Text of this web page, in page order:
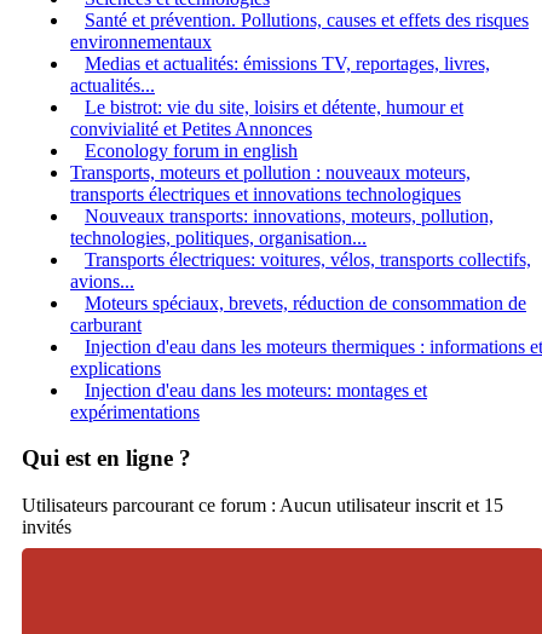
Santé et prévention. Pollutions, causes et effets des risques
environnementaux
Medias et actualités: émissions TV, reportages, livres,
actualités...
Le bistrot: vie du site, loisirs et détente, humour et
convivialité et Petites Annonces
Econology forum in english
Transports, moteurs et pollution : nouveaux moteurs,
transports électriques et innovations technologiques
Nouveaux transports: innovations, moteurs, pollution,
technologies, politiques, organisation...
Transports électriques: voitures, vélos, transports collectifs,
avions...
Moteurs spéciaux, brevets, réduction de consommation de
carburant
Injection d'eau dans les moteurs thermiques : informations et
explications
Injection d'eau dans les moteurs: montages et
expérimentations
Qui est en ligne ?
Utilisateurs parcourant ce forum : Aucun utilisateur inscrit et 15
invités